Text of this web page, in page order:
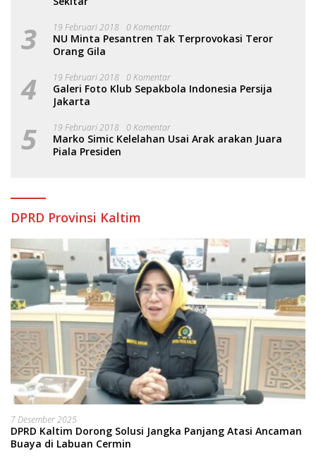
3 19 Februari 2018 0 Komentar
NU Minta Pesantren Tak Terprovokasi Teror
Orang Gila
4 19 Februari 2018 0 Komentar
Galeri Foto Klub Sepakbola Indonesia Persija
Jakarta
5 19 Februari 2018 0 Komentar
Marko Simic Kelelahan Usai Arak arakan Juara
Piala Presiden
DPRD Provinsi Kaltim
7 Desember 2025
DPRD Kaltim Dorong Solusi Jangka Panjang Atasi Ancaman
Buaya di Labuan Cermin